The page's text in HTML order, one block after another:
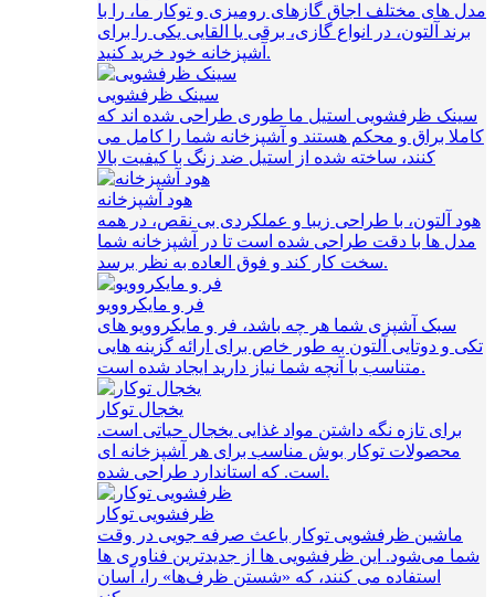
مدل های مختلف اجاق گازهای رومیزی و توکار ما، را با
برند آلتون، در انواع گازی، برقی یا القایی یکی را برای
آشپزخانه خود خرید کنید.
سینک ظرفشویی
سینک ظرفشویی استیل ما طوری طراحی شده اند که
کاملا براق و محکم هستند و آشپزخانه شما را کامل می
کنند، ساخته شده از استیل ضد زنگ با کیفیت بالا
هود آشپزخانه
هود آلتون، با طراحی زیبا و عملکردی بی نقص، در همه
مدل ها با دقت طراحی شده است تا در آشپزخانه شما
سخت کار کند و فوق العاده به نظر برسد.
فر و مایکروویو
سبک آشپزی شما هر چه باشد، فر و مایکروویو های
تکی و دوتایی آلتون به طور خاص برای ارائه گزینه هایی
متناسب با آنچه شما نیاز دارید ایجاد شده است.
یخجال توکار
برای تازه نگه داشتن مواد غذایی یخجال حیاتی است.
محصولات توکار بوش مناسب برای هر آشپزخانه ای
است. که استاندارد طراحی شده.
ظرفشویی توکار
ماشین ظرفشویی توکار باعث صرفه‌ جویی در وقت
شما می‌شود. این ظرفشویی ها از جدیدترین فناوری ها
استفاده می کنند، که «شستن ظرف‌ها» را، آسان